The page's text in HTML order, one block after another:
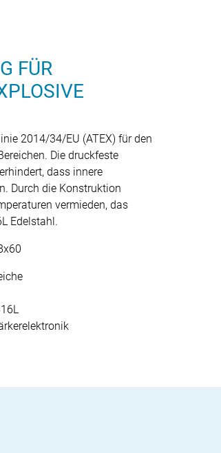
FÜR
2014/34/EU (ATEX) für den
Die druckfeste
dass innere
Durch die Konstruktion
vermieden, das
Edelstahl.